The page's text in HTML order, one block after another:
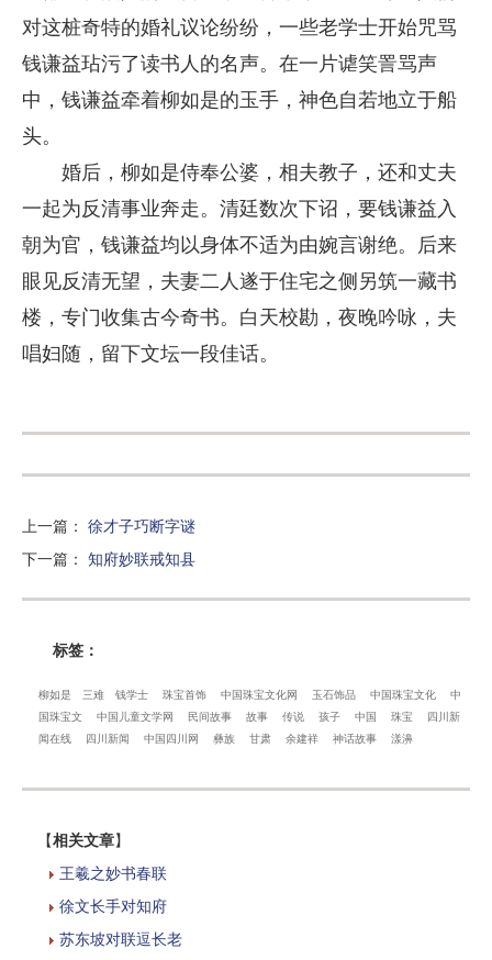
对这桩奇特的婚礼议论纷纷，一些老学士开始咒骂
钱谦益玷污了读书人的名声。在一片谑笑詈骂声
中，钱谦益牵着柳如是的玉手，神色自若地立于船
头。
婚后，柳如是侍奉公婆，相夫教子，还和丈夫
一起为反清事业奔走。清廷数次下诏，要钱谦益入
朝为官，钱谦益均以身体不适为由婉言谢绝。后来
眼见反清无望，夫妻二人遂于住宅之侧另筑一藏书
楼，专门收集古今奇书。白天校勘，夜晚吟咏，夫
唱妇随，留下文坛一段佳话。
上一篇 ： 徐才子巧断字谜
下一篇 ： 知府妙联戒知县
标签：
柳如是 三难 钱学士 珠宝首饰 中国珠宝文化网 玉石饰品 中国珠宝文化
中
国珠宝文
中国儿童文学网 民间故事 故事 传说 孩子 中国 珠宝
四川新
闻在线
四川新闻 中国四川网 彝族 甘肃 余建祥 神话故事 漾濞
【相关文章】
王羲之妙书春联
徐文长手对知府
苏东坡对联逗长老